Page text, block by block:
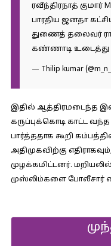
ரவீந்திரநாத்
பாரதிய ஜனதா
துணைத் தலைவர்
கண்ணாடி உடைத்து
— Thilip kumar
இதில் ஆத்திரமடைந்த
கருப்புக்கொடி காட்ட
பார்த்ததாக கூறி
அதிமுகவிற்கு
முழக்கமிட்டனர்.
முஸ்லிம்களை போலீசார்